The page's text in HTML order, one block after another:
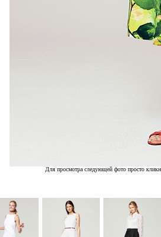
Для просмотра следующей фото просто